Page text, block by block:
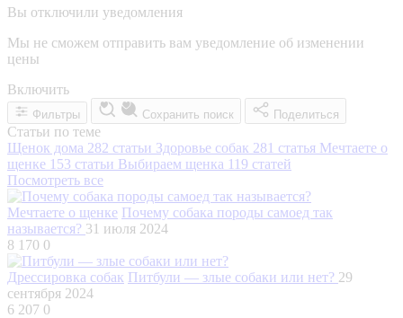
Вы отключили уведомления
Мы не сможем отправить вам уведомление об изменении
цены
Включить
Фильтры Сохранить поиск Поделиться
Статьи по теме
Щенок дома 282 статьи Здоровье собак 281 статья Мечтаете о
щенке 153 статьи Выбираем щенка 119 статей
Посмотреть все
Мечтаете о щенке Почему собака породы самоед так
называется? 31 июля 2024
8 170 0
Дрессировка собак Питбули — злые собаки или нет? 29
сентября 2024
6 207 0